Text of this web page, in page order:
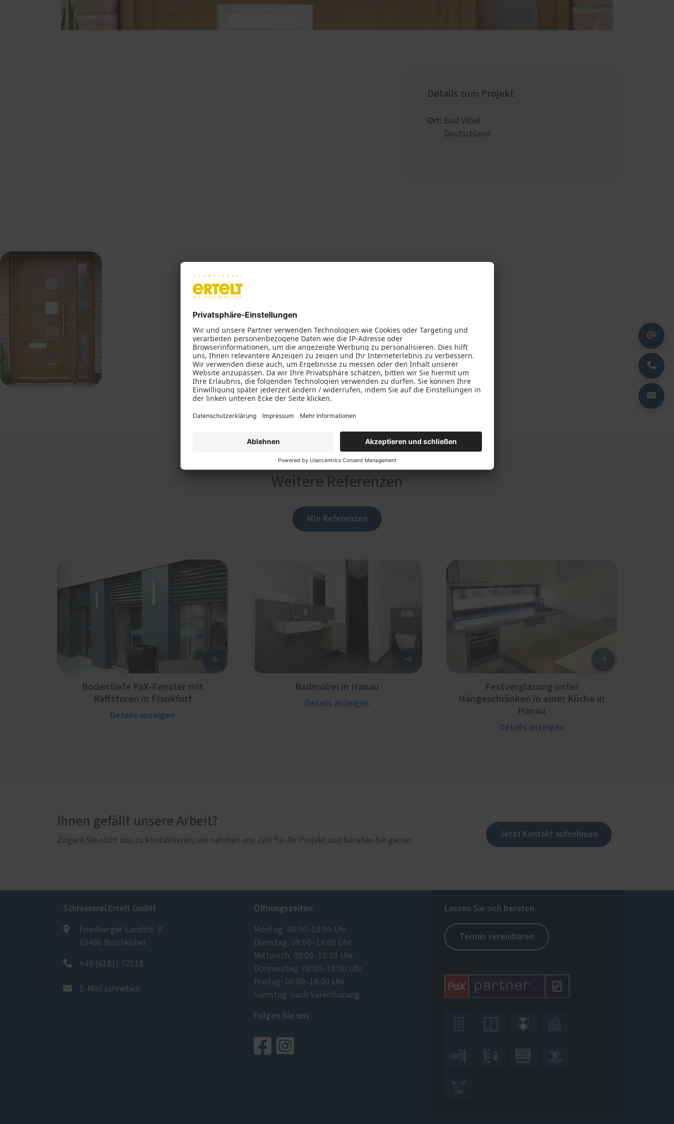
Details zum Projekt
Ort: Bad Vilbel
Deutschland
Weitere Referenzen
Alle Referenzen
Bodentiefe PaX-Fenster mit
Raffstoren in Frankfurt
Details anzeigen
Badmöbel in Hanau
Details anzeigen
Festverglasung unter
Hängeschränken in einer Küche in
Hanau
Details anzeigen
Ihnen gefällt unsere Arbeit?
Zögern Sie nicht uns zu kontaktieren, wir nehmen uns Zeit für Ihr Projekt und beraten Sie gerne!
Jetzt Kontakt aufnehmen
Schreinerei Ertelt GmbH
Friedberger Landstr. 8
63486 Bruchköbel
+49 (6181) 72118
E-Mail schreiben
Öffnungszeiten
Montag: 08:00–18:00 Uhr
Dienstag: 08:00–18:00 Uhr
Mittwoch: 08:00–18:00 Uhr
Donnerstag: 08:00–18:00 Uhr
Freitag: 08:00–18:00 Uhr
Samstag: nach Vereinbarung
Folgen Sie uns
Lassen Sie sich beraten
Termin vereinbaren
   
   
